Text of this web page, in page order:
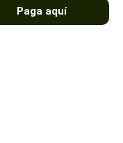
Paga aquí